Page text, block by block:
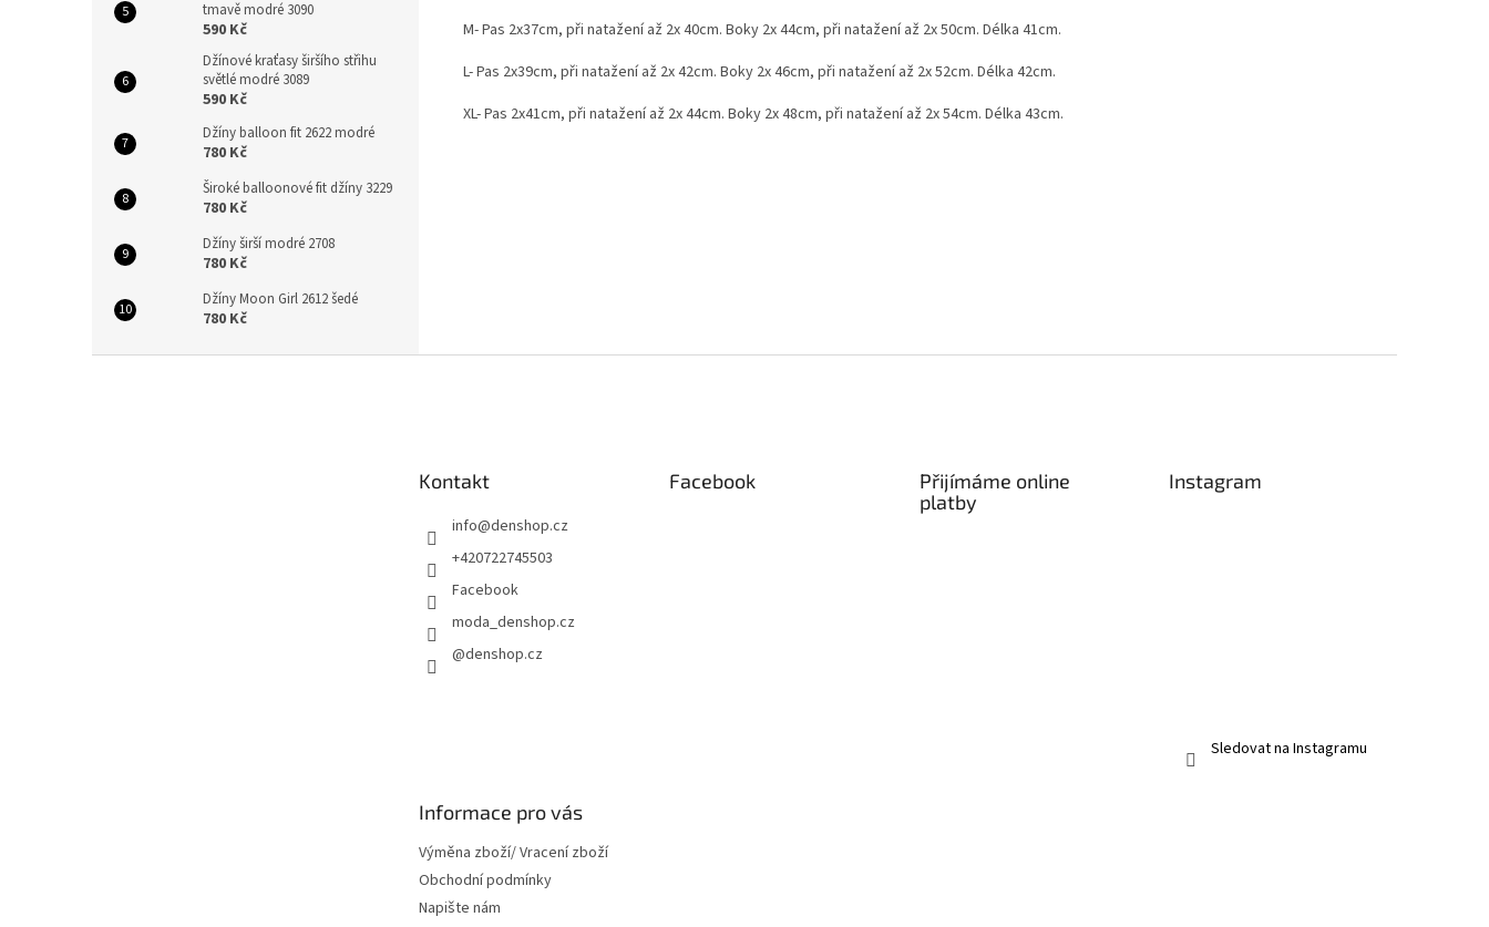
tmavě modré 3090
590 Kč
Džínové kraťasy širšího střihu
světlé modré 3089
590 Kč
Džíny balloon fit 2622 modré
780 Kč
Široké balloonové fit džíny 3229
780 Kč
Džíny širší modré 2708
780 Kč
Džíny Moon Girl 2612 šedé
780 Kč
M- Pas 2x37cm, při natažení až 2x 40cm. Boky 2x 44cm, při natažení až 2x 50cm. Délka 41cm.
L- Pas 2x39cm, při natažení až 2x 42cm. Boky 2x 46cm, při natažení až 2x 52cm. Délka 42cm.
XL- Pas 2x41cm, při natažení až 2x 44cm. Boky 2x 48cm, při natažení až 2x 54cm. Délka 43cm.
Kontakt
info@denshop.cz
+420722745503
Facebook
moda_denshop.cz
@denshop.cz
Facebook
Přijímáme online
platby
Instagram
Sledovat na Instagramu
Informace pro vás
Výměna zboží/ Vracení zboží
Obchodní podmínky
Napište nám